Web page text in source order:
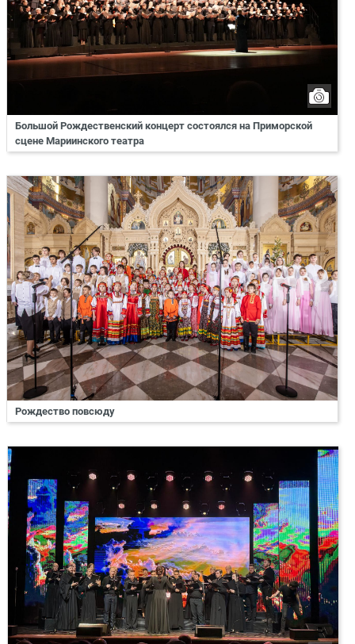
Большой Рождественский концерт состоялся на Приморской
сцене Мариинского театра
Рождество повсюду